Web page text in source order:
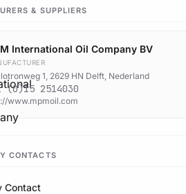
& SUPPLIERS
International Oil Company BV
1, 2629 HN Delft, Nederland
(0)15 2514030
www.mpmoil.com
CONTACTS
Contact